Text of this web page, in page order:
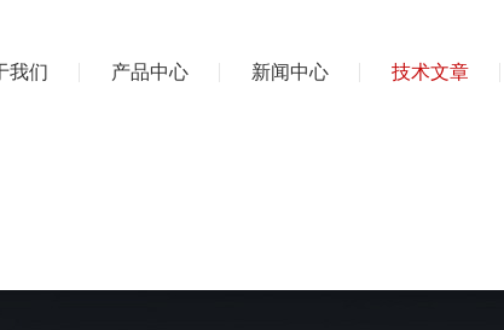
我们 产品中心 新闻中心 技术文章